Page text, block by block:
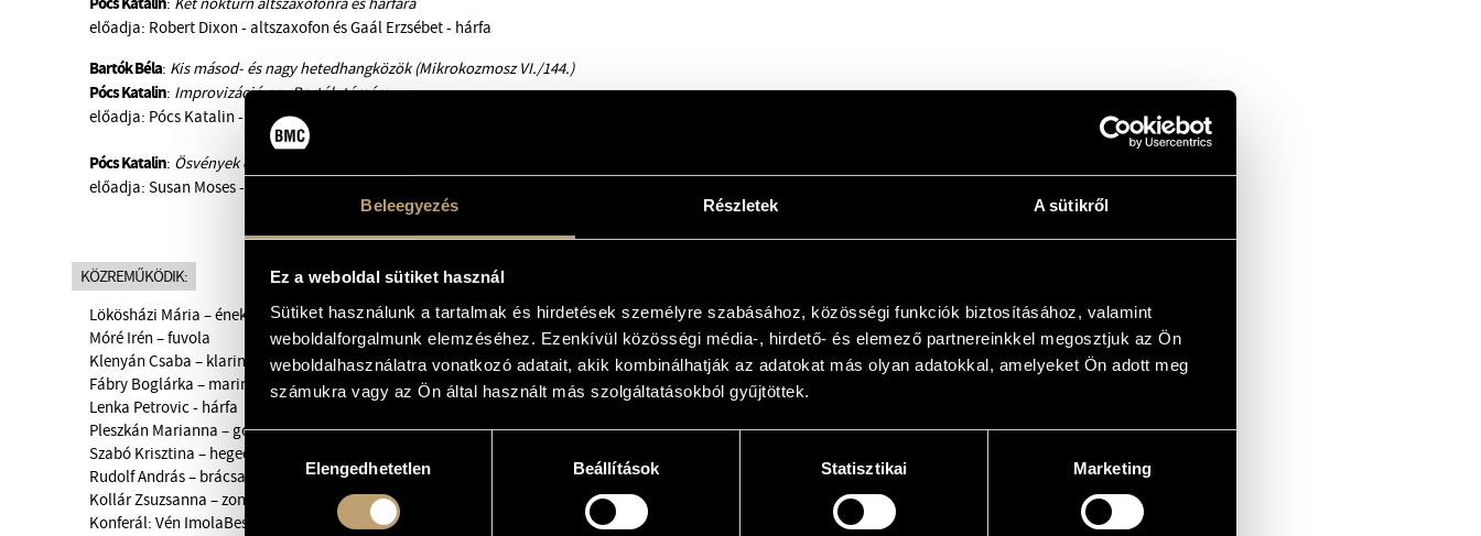
Beleegyezés Részletek A sütikről
Ez a weboldal sütiket használ
Sütiket használunk a tartalmak és hirdetések személyre szabásához, közösségi funkciók biztosításához, valamint
weboldalforgalmunk elemzéséhez. Ezenkívül közösségi média-, hirdető- és elemező partnereinkkel megosztjuk az Ön
weboldalhasználatra vonatkozó adatait, akik kombinálhatják az adatokat más olyan adatokkal, amelyeket Ön adott meg
számukra vagy az Ön által használt más szolgáltatásokból gyűjtöttek.
Hozzájárulás
kiválasztásaElengedhetetlen Beállítások Statisztikai Marketing
előadja: Robert Dixon - altszaxofon és Gaál Erzsébet - hárfa
Bartók Béla: Kis másod- és nagy hetedhangközök (Mikrokozmosz VI./144.)
Pócs Katalin: Improvizáció egy Bartók-témára
előadja: Pócs Katalin - zongora
Pócs Katalin: Ösvények és csapások
előadja: Susan Moses - cselló és Pócs Katalin - zongora
KÖZREMŰKÖDIK:
Lökösházi Mária – ének
Móré Irén – fuvola
Klenyán Csaba – klarinét
Fábry Boglárka – marimba
Lenka Petrovic - hárfa
Pleszkán Marianna – gordonka
Szabó Krisztina – hegedű
Rudolf András – brácsa
Kollár Zsuzsanna – zongora
Konferál: Vén ImolaBeszédet mond: Hollós Máté